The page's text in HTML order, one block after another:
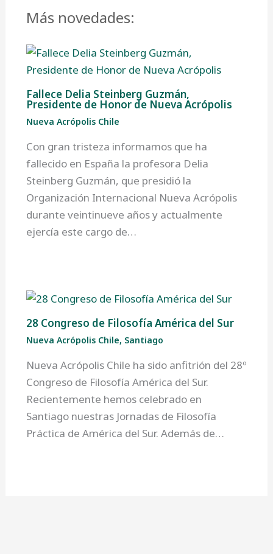
Más novedades:
Fallece Delia Steinberg Guzmán,
Presidente de Honor de Nueva Acrópolis
Nueva Acrópolis Chile
Con gran tristeza informamos que ha
fallecido en España la profesora Delia
Steinberg Guzmán, que presidió la
Organización Internacional Nueva Acrópolis
durante veintinueve años y actualmente
ejercía este cargo de…
28 Congreso de Filosofía América del Sur
Nueva Acrópolis Chile, Santiago
Nueva Acrópolis Chile ha sido anfitrión del 28º
Congreso de Filosofía América del Sur.
Recientemente hemos celebrado en
Santiago nuestras Jornadas de Filosofía
Práctica de América del Sur. Además de…